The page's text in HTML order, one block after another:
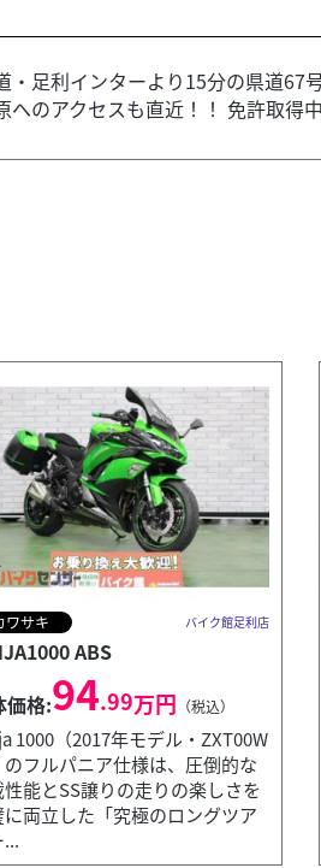
・足利インターより15分の県道67
へのアクセスも直近！！ 免許取得
ワサキ バイク館足利店
ABS
価格:94.99万円 （税込）
1000（2017年モデル・ZXT00W
のフルパニア仕様は、圧倒的な
能とSS譲りの走りの楽しさを
に両立した「究極のロングツア
...